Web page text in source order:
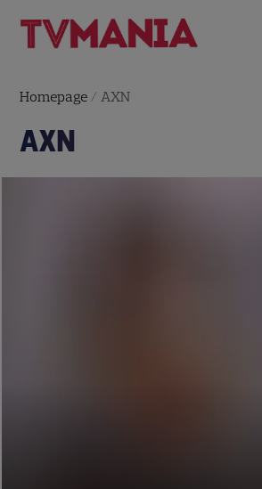
Homepage / AXN
AXN